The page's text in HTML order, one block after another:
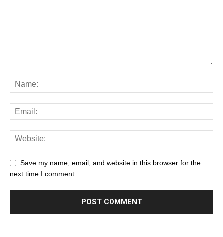
Save my name, email, and website in this browser for the
next time I comment.